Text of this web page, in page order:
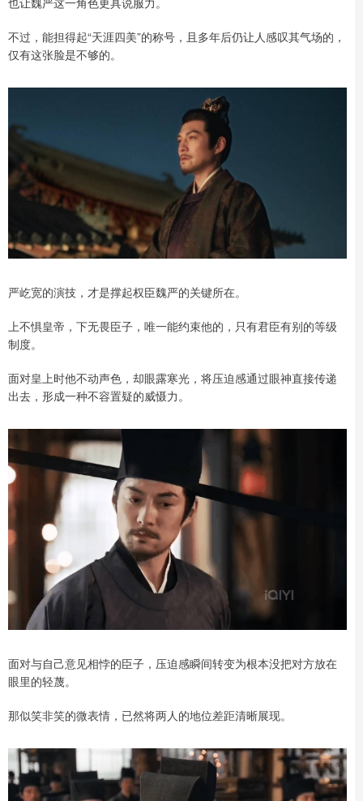
不过，能担得起“天涯四美”的称号，且多年后仍让人感叹其气场的，
仅有这张脸是不够的。
严屹宽的演技，才是撑起权臣魏严的关键所在。
上不惧皇帝，下无畏臣子，唯一能约束他的，只有君臣有别的等级
制度。
面对皇上时他不动声色，却眼露寒光，将压迫感通过眼神直接传递
出去，形成一种不容置疑的威慑力。
面对与自己意见相悖的臣子，压迫感瞬间转变为根本没把对方放在
眼里的轻蔑。
那似笑非笑的微表情，已然将两人的地位差距清晰展现。